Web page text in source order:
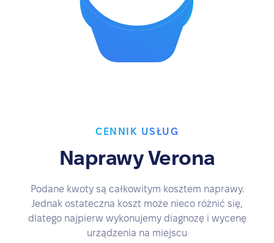
CENNIK USŁUG
Naprawy Verona
Podane kwoty są całkowitym kosztem naprawy.
Jednak ostateczna koszt może nieco różnić się,
dlatego najpierw wykonujemy diagnozę i wycenę
urządzenia na miejscu